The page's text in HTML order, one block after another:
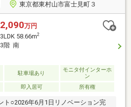
東京都東村山市富士見町３
2,090万円
3LDK 58.66m2
3階 南
駐車場あり
モニタ付インターホ
ン
即入居可 所有権
ト○2026年6月1日リノベーション完